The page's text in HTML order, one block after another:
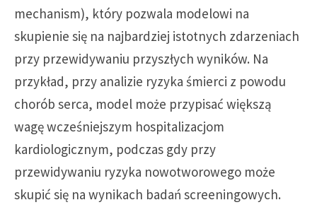
mechanism), który pozwala modelowi na
skupienie się na najbardziej istotnych zdarzeniach
przy przewidywaniu przyszłych wyników. Na
przykład, przy analizie ryzyka śmierci z powodu
chorób serca, model może przypisać większą
wagę wcześniejszym hospitalizacjom
kardiologicznym, podczas gdy przy
przewidywaniu ryzyka nowotworowego może
skupić się na wynikach badań screeningowych.